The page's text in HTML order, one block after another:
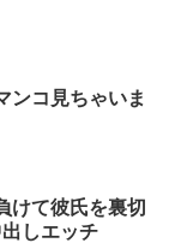
ンコ見ちゃいま
けて彼氏を裏切
しエッチ